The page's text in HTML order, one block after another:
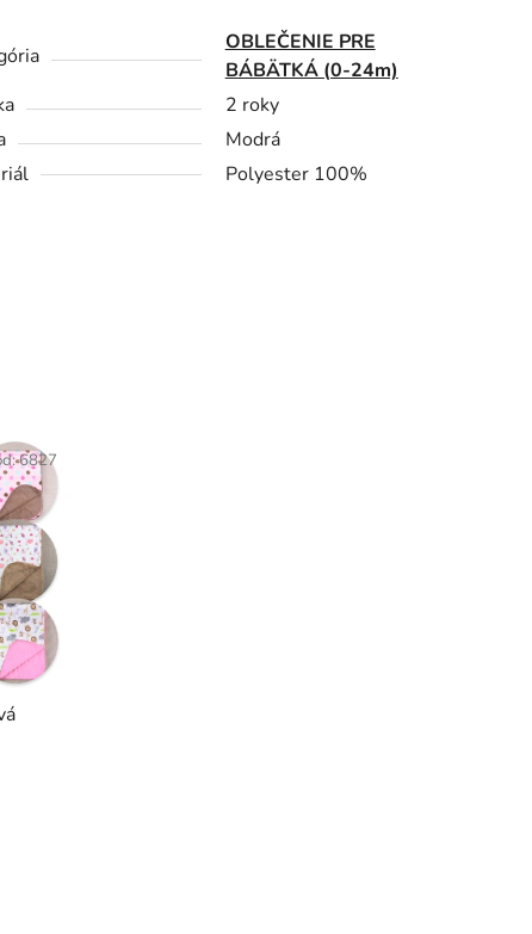
OBLEČENIE PRE
BÁBÄTKÁ (0-24m)
2 roky
Modrá
Polyester 100%
6827